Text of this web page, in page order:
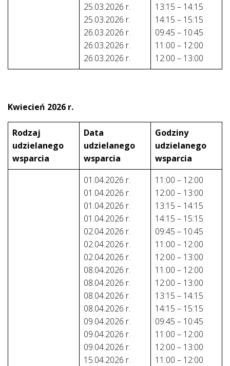
25.03.2026 r.
25.03.2026 r.
26.03.2026 r.
26.03.2026 r.
26.03.2026 r.
13:15 – 14:15
14:15 – 15:15
09:45 – 10:45
11:00 – 12:00
12:00 – 13:00
Kwiecień 2026 r.
Rodzaj
udzielanego
wsparcia
Data
udzielanego
wsparcia
Godziny
udzielanego
wsparcia
01.04.2026 r.
01.04.2026 r.
01.04.2026 r.
01.04.2026 r.
02.04.2026 r.
02.04.2026 r.
02.04.2026 r.
08.04.2026 r.
08.04.2026 r.
08.04.2026 r.
08.04.2026 r.
09.04.2026 r.
09.04.2026 r.
09.04.2026 r.
15.04.2026 r.
11:00 – 12:00
12:00 – 13:00
13:15 – 14:15
14:15 – 15:15
09:45 – 10:45
11:00 – 12:00
12:00 – 13:00
11:00 – 12:00
12:00 – 13:00
13:15 – 14:15
14:15 – 15:15
09:45 – 10:45
11:00 – 12:00
12:00 – 13:00
11:00 – 12:00